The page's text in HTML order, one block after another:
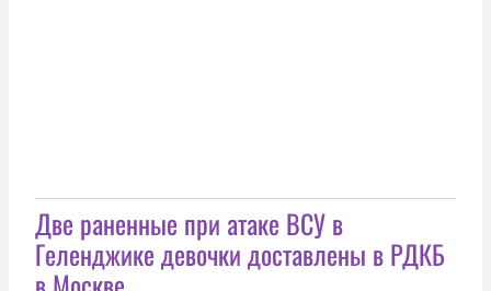
Две раненные при атаке ВСУ в
Геленджике девочки доставлены в РДКБ